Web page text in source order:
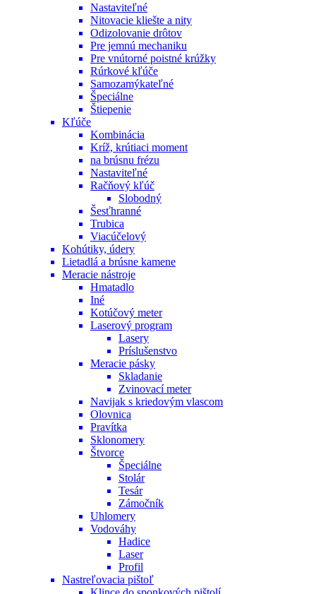
Nastaviteľné
Nitovacie kliešte a nity
Odizolovanie drôtov
Pre jemnú mechaniku
Pre vnútorné poistné krúžky
Rúrkové kľúče
Samozamýkateľné
Špeciálne
Štiepenie
Kľúče
Kombinácia
Kríž, krútiaci moment
na brúsnu frézu
Nastaviteľné
Račňový kľúč
Slobodný
Šesťhranné
Trubica
Viacúčelový
Kohútiky, údery
Lietadlá a brúsne kamene
Meracie nástroje
Hmatadlo
Iné
Kotúčový meter
Laserový program
Lasery
Príslušenstvo
Meracie pásky
Skladanie
Zvinovací meter
Navijak s kriedovým vlascom
Olovnica
Pravítka
Sklonomery
Štvorce
Špeciálne
Stolár
Tesár
Zámočník
Uhlomery
Vodováhy
Hadice
Laser
Profil
Nastreľovacia pištoľ